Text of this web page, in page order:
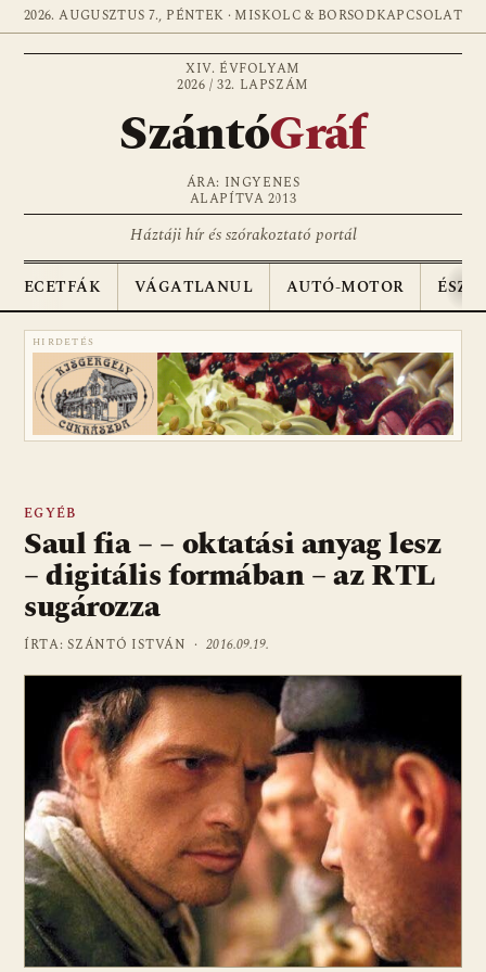
2026. AUGUSZTUS 7., PÉNTEK · MISKOLC & BORSODKAPCSOLAT
XIV. ÉVFOLYAM
2026 / 32. LAPSZÁM
SzántóGráf
ÁRA: INGYENES
ALAPÍTVA 2013
Háztáji hír és szórakoztató portál
ECETFÁK VÁGATLANUL AUTÓ-MOTOR
HIRDETÉS
EGYÉB
Saul fia – – oktatási anyag lesz
– digitális formában – az RTL
sugározza
ÍRTA: SZÁNTÓ ISTVÁN ·2016.09.19.